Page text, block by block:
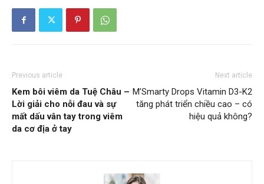
Previous article
Kem bôi viêm da Tuệ Châu –
Lời giải cho nỗi đau và sự
mất dấu vân tay trong viêm
da cơ địa ở tay
Next article
M’Smarty Drops Vitamin D3-K2
tăng phát triển chiều cao – có
hiệu quả không?